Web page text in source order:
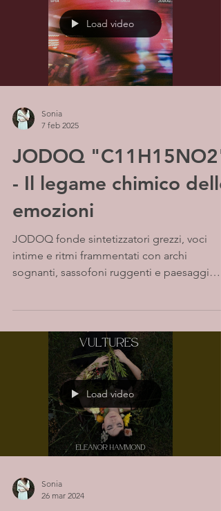
Load video
Sonia
7 feb 2025
JODOQ "C11H15NO2"
- Il legame chimico delle
emozioni
JODOQ fonde sintetizzatori grezzi, voci
intime e ritmi frammentati con archi
sognanti, sassofoni ruggenti e paesaggi
Load video
Sonia
26 mar 2024